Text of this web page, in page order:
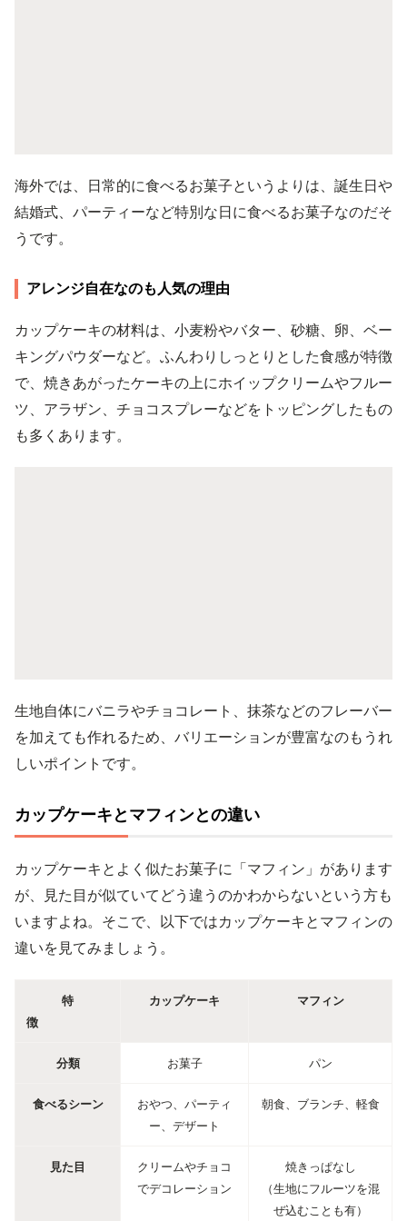
海外では、日常的に食べるお菓子というよりは、誕生日や
結婚式、パーティーなど特別な日に食べるお菓子なのだそ
うです。
アレンジ自在なのも人気の理由
カップケーキの材料は、小麦粉やバター、砂糖、卵、ベー
キングパウダーなど。ふんわりしっとりとした食感が特徴
で、焼きあがったケーキの上にホイップクリームやフルー
ツ、アラザン、チョコスプレーなどをトッピングしたもの
も多くあります。
生地自体にバニラやチョコレート、抹茶などのフレーバー
を加えても作れるため、バリエーションが豊富なのもうれ
しいポイントです。
カップケーキとマフィンとの違い
カップケーキとよく似たお菓子に「マフィン」があります
が、見た目が似ていてどう違うのかわからないという方も
いますよね。そこで、以下ではカップケーキとマフィンの
違いを見てみましょう。
特
徴
カップケーキ マフィン
分類 お菓子 パン
食べるシーン
おやつ、パーティ
ー、デザート
朝食、ブランチ、軽食
見た目
クリームやチョコ
でデコレーション
焼きっぱなし
（生地にフルーツを混
ぜ込むことも有）